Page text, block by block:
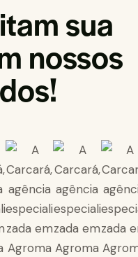
sua
nossos